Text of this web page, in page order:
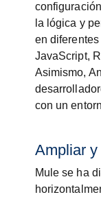
la lógica y
en
JavaScript,
Asimismo,
con un
Ampliar
Mule se ha